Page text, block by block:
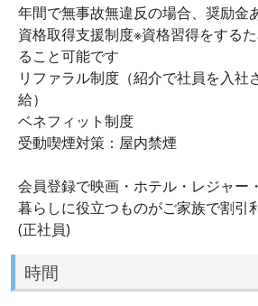
年間で無事故無違反の場合、奨励金
資格取得支援制度※資格習得をする
ること可能です
リファラル制度（紹介で社員を入社
給）
ベネフィット制度
受動喫煙対策：屋内禁煙
会員登録で映画・ホテル・レジャー
暮らしに役立つものがご家族で割引
(正社員)
時間